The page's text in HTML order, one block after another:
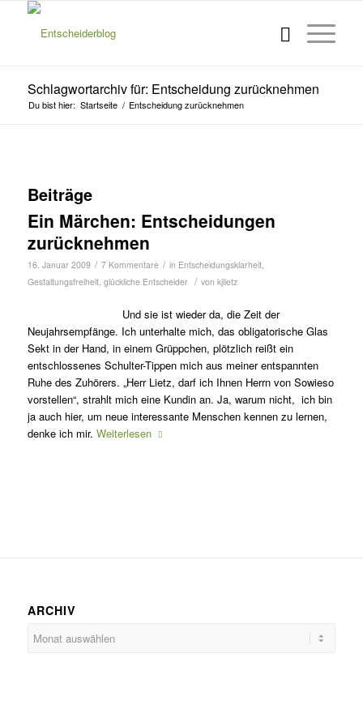
Schlagwortarchiv für: Entscheidung zurücknehmen
Du bist hier: Startseite / Entscheidung zurücknehmen
Beiträge
Ein Märchen: Entscheidungen
zurücknehmen
16. Januar 2009 / 7 Kommentare / in Entscheidungsklarheit,
Gestaltungsfreiheit, glückliche Entscheider / von kjlietz
Und sie ist wieder da, die Zeit der
Neujahrsempfänge. Ich unterhalte mich, das obligatorische Glas
Sekt in der Hand, in einem Grüppchen, plötzlich reißt ein
entschlossenes Schulter-Tippen mich aus meiner entspannten
Ruhe des Zuhörers. „Herr Lietz, darf ich Ihnen Herrn von Sowieso
vorstellen“, strahlt mich eine Kundin an. Ja, warum nicht, ich bin
ja auch hier, um neue interessante Menschen kennen zu lernen,
denke ich mir. Weiterlesen
ARCHIV